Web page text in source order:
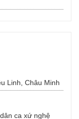
Linh, Châu Minh
ca xứ nghệ